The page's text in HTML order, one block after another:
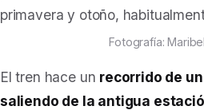
primavera y otoño,
Fotografía:
El tren hace un recorrido de
saliendo de la antigua